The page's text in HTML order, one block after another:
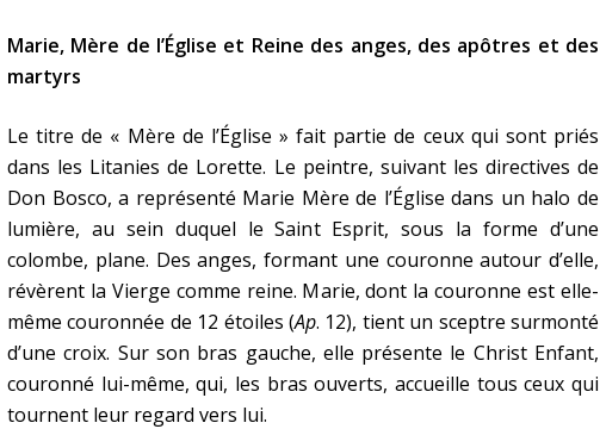
Marie, Mère de l’Église et Reine des anges, des apôtres et des
martyrs
Le titre de « Mère de l’Église » fait partie de ceux qui sont priés
dans les Litanies de Lorette. Le peintre, suivant les directives de
Don Bosco, a représenté Marie Mère de l’Église dans un halo de
lumière, au sein duquel le Saint Esprit, sous la forme d’une
colombe, plane. Des anges, formant une couronne autour d’elle,
révèrent la Vierge comme reine. Marie, dont la couronne est elle-
même couronnée de 12 étoiles (Ap. 12), tient un sceptre surmonté
d’une croix. Sur son bras gauche, elle présente le Christ Enfant,
couronné lui-même, qui, les bras ouverts, accueille tous ceux qui
tournent leur regard vers lui.